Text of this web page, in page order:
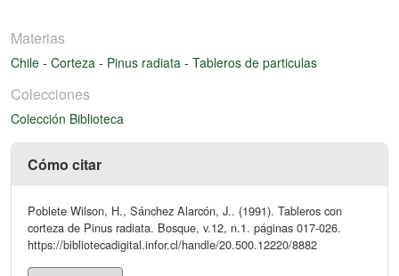
Materias
Chile - Corteza - Pinus radiata - Tableros de particulas
Colecciones
Colección Biblioteca
Cómo citar
Poblete Wilson, H., Sánchez Alarcón, J.. (1991). Tableros con
corteza de Pinus radiata. Bosque, v.12, n.1. páginas 017-026.
https://bibliotecadigital.infor.cl/handle/20.500.12220/8882